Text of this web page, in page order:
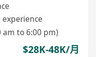
am to 6:00 pm)
$28K-48K/月